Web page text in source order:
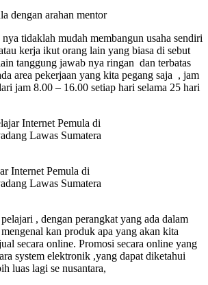
dengan arahan mentor
tidaklah mudah membangun usaha sendiri
kerja ikut orang lain yang biasa di sebut
tanggung jawab nya ringan dan terbatas
area pekerjaan yang kita pegang saja , jam
jam 8.00 – 16.00 setiap hari selama 25 hari
Internet Pemula di
Lawas Sumatera
, dengan perangkat yang ada dalam
kan produk apa yang akan kita
secara online. Promosi secara online yang
system elektronik ,yang dapat diketahui
luas lagi se nusantara,